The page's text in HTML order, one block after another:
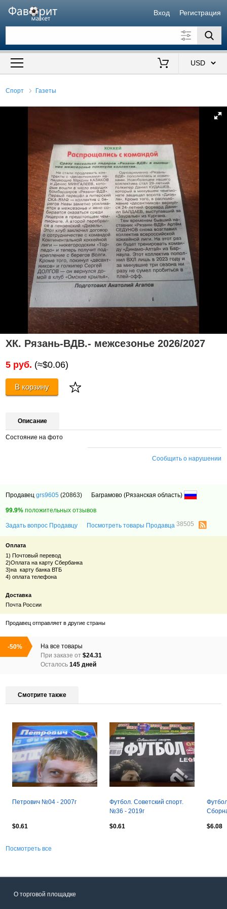
Вход Регистрация
Искать также в описании
Спорт Газеты
ХК. Рязань-ВДВ.- межсезонье 2026/2027
5 руб. (≈$0.06)
В корзину
Описание
Состояние на фото
Сообщить о нарушении
Продавецgrs9605 (20863) Баграмово (Рязанская область)
99.9% положительных отзывов
Задать вопрос Продавцу Посмотреть товары Продавца38505
Оплата
1) Почтовый перевод
2)Оплата на карту Сбербанка
3)на карту банка ВТБ
4) оплата телефона
Доставка
Почта России
Продавец отправляет в другие страны
-50%
На все товары
При заказе от $24.31
Осталось 145 дней
Смотрите также
Петрович №04 - 2007г
$0.61
Футбол. Советский спорт.
№36 - 2019г
$0.61
$6.08
Посмотреть все
О торговой площадке